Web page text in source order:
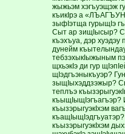
жыжьэм хэгъуэщэж
къикIрэ а
зыфIэтща гурыщIэ
Сыт ар зищIысыр?
къэхъуа, дэр хуэдэу
дунейм
тебзэхыкIыжыным
щхьэкIэ ди гур
щIэдгъэныкъуэр?
зыщIыхэддзэжыр?
теплъэ
къыщIыщIэгъагъэр?
къызэрыгуэкIхэм
къызэрыгуэкIхэм